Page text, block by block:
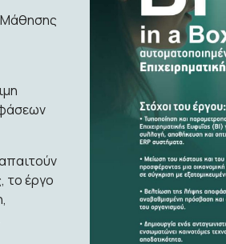
Μάθησης
το έργο